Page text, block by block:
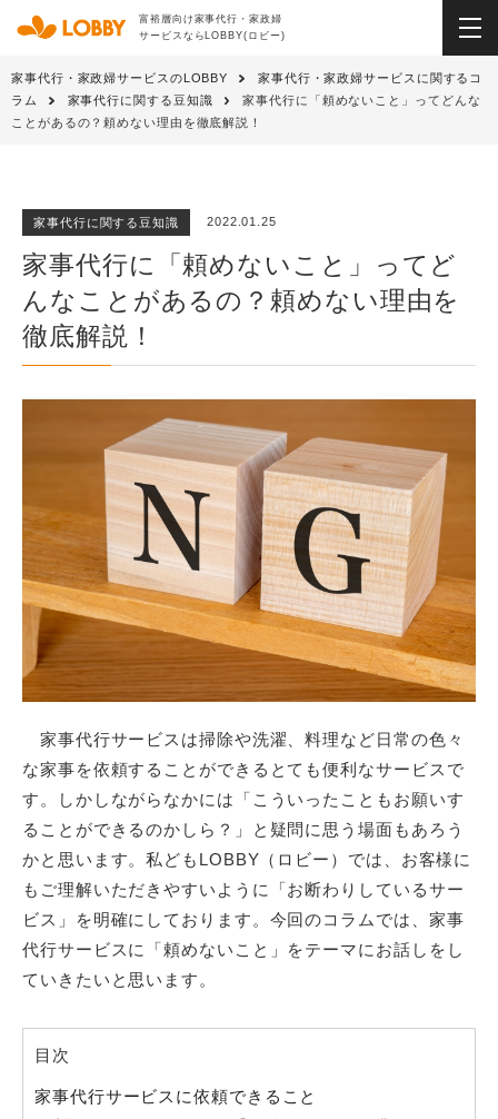
富裕層向け家事代行・家政婦
サービスならLOBBY(ロビー)
家事代行・家政婦サービスのLOBBY
家事代行・家政婦サービスに関するコ
ラム
家事代行に関する豆知識
家事代行に「頼めないこと」ってどんな
ことがあるの？頼めない理由を徹底解説！
家事代行に関する豆知識 2022.01.25
家事代行に「頼めないこと」ってど
んなことがあるの？頼めない理由を
徹底解説！
家事代行サービスは掃除や洗濯、料理など日常の色々
な家事を依頼することができるとても便利なサービスで
す。しかしながらなかには「こういったこともお願いす
ることができるのかしら？」と疑問に思う場面もあろう
かと思います。私どもLOBBY（ロビー）では、お客様に
もご理解いただきやすいように「お断わりしているサー
ビス」を明確にしております。今回のコラムでは、家事
代行サービスに「頼めないこと」をテーマにお話しをし
ていきたいと思います。
目次
家事代行サービスに依頼できること